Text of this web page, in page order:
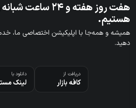
هفت روز هفته و ۲۴
هستیم.
همیشه و همه‌جا با اپلیکیشن اختصاصی ما،
دهید.
دریافت از
کافه بازار
دانلود با
لینک